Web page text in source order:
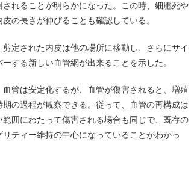
れることが明らかになった。この時、細胞死や
の長さが伸びることも確認している。
定された内皮は他の場所に移動し、さらにサイ
する新しい血管網が出来ることを示した。
管は安定化するが、血管が傷害されると、増殖
の過程が観察できる。従って、血管の再構成は
囲にわたって傷害される場合も同じで、既存の
ティー維持の中心になっていることがわかっ